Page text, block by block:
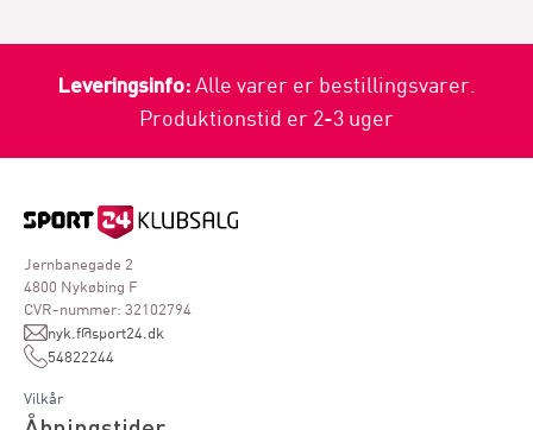
Leveringsinfo:Alle varer er bestillingsvarer.
Produktionstid er 2-3 uger
Jernbanegade 2
4800 Nykøbing F
CVR-nummer: 32102794
nyk.f@sport24.dk
54822244
Vilkår